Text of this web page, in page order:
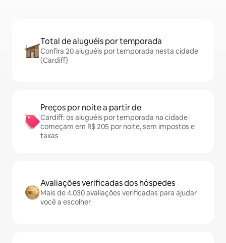
Total de aluguéis por temporada
Confira 20 aluguéis por temporada nesta cidade
(Cardiff)
Preços por noite a partir de
Cardiff: os aluguéis por temporada na cidade
começam em R$ 205 por noite, sem impostos e
taxas
Avaliações verificadas dos hóspedes
Mais de 4.030 avaliações verificadas para ajudar
você a escolher